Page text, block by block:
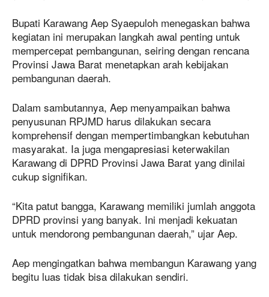
Bupati Karawang Aep Syaepuloh menegaskan bahwa
kegiatan ini merupakan langkah awal penting untuk
mempercepat pembangunan, seiring dengan rencana
Provinsi Jawa Barat menetapkan arah kebijakan
pembangunan daerah.
Dalam sambutannya, Aep menyampaikan bahwa
penyusunan RPJMD harus dilakukan secara
komprehensif dengan mempertimbangkan kebutuhan
masyarakat. Ia juga mengapresiasi keterwakilan
Karawang di DPRD Provinsi Jawa Barat yang dinilai
cukup signifikan.
“Kita patut bangga, Karawang memiliki jumlah anggota
DPRD provinsi yang banyak. Ini menjadi kekuatan
untuk mendorong pembangunan daerah,” ujar Aep.
Aep mengingatkan bahwa membangun Karawang yang
begitu luas tidak bisa dilakukan sendiri.